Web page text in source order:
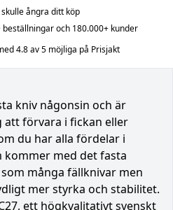
ångra ditt köp
och 180.000+ kunder
4.8 av 5 möjliga på Prisjakt
kniv någonsin och är
att förvara i fickan eller
du har alla fördelar i
kommer med det fasta
många fällknivar men
mer styrka och stabilitet.
ett högkvalitativt svenskt